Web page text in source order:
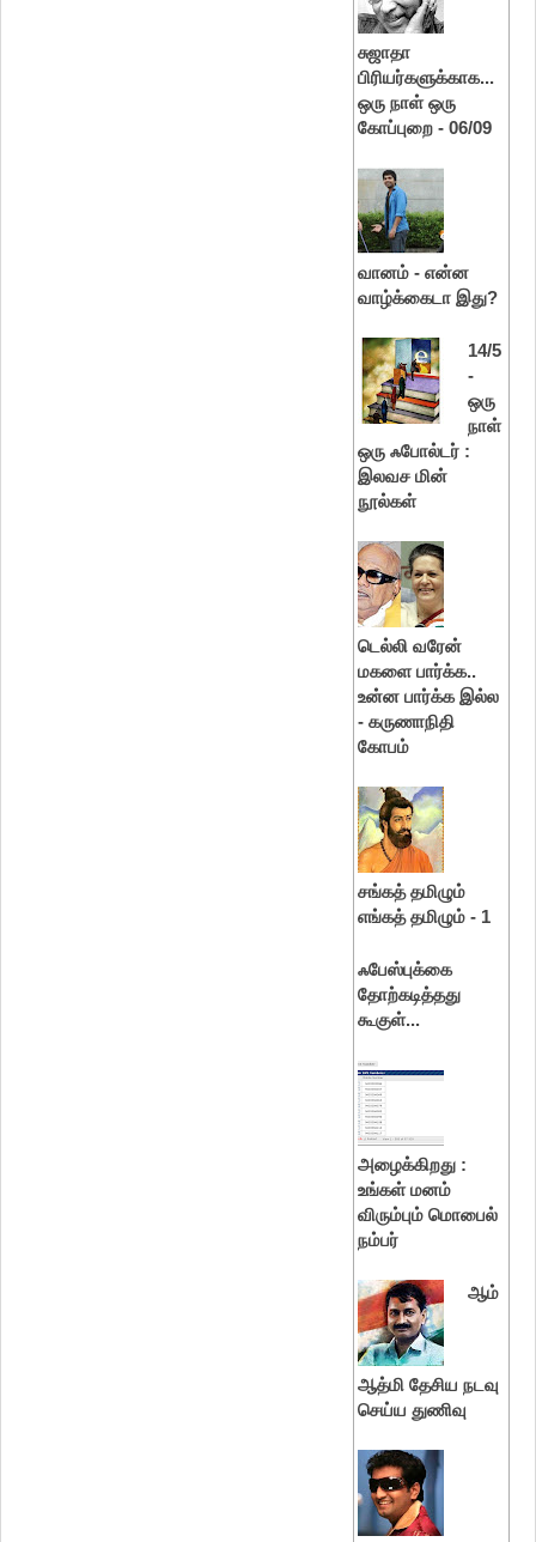
சுஜாதா
பிரியர்களுக்காக...
ஒரு நாள் ஒரு
கோப்புறை - 06/09
வானம் - என்ன
வாழ்க்கைடா இது?
14/5
-
ஒரு
நாள்
ஒரு ஃபோல்டர் :
இலவச மின்
நூல்கள்
டெல்லி வரேன்
மகளை பார்க்க..
உன்ன பார்க்க இல்ல
- கருணாநிதி
கோபம்
சங்கத் தமிழும்
எங்கத் தமிழும் - 1
ஃபேஸ்புக்கை
தோற்கடித்தது
கூகுள்...
அழைக்கிறது :
உங்கள் மனம்
விரும்பும் மொபைல்
நம்பர்
ஆம்
ஆத்மி தேசிய நடவு
செய்ய துணிவு